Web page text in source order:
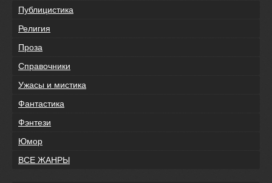
Публицистика
Религия
Проза
Справочники
Ужасы и мистика
Фантастика
Фэнтези
Юмор
ВСЕ ЖАНРЫ